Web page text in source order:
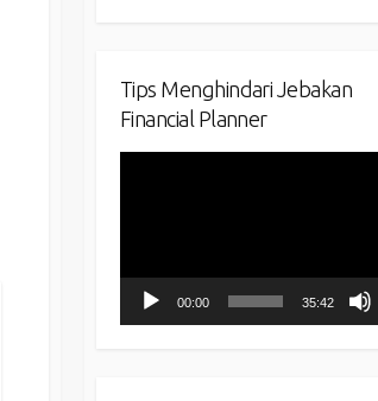
Tips Menghindari Jebakan
Financial Planner
00:00 35:42